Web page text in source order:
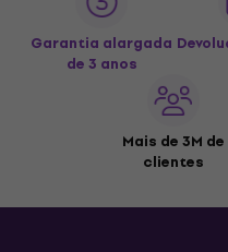
Garantia alargada
de 3 anos
Mais de 3M de
clientes